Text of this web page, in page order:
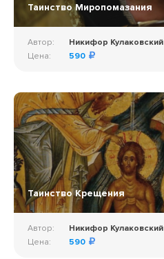
Таинство Миропомазания
Автор:
Никифор Кулаковский
Цена:
590
Таинство Крещения
Автор:
Никифор Кулаковский
Цена:
590